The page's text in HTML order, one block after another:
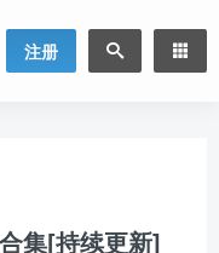
注册
集[持续更新]